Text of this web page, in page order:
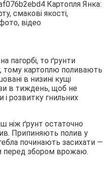
пагорбі, то ґрунти
картоплю поливають
в низині кущі
в тиждень, щоб не
розвитку гнильних
ніж ґрунт остаточно
Припиняють полив у
починають засихати —
перед збором врожаю.